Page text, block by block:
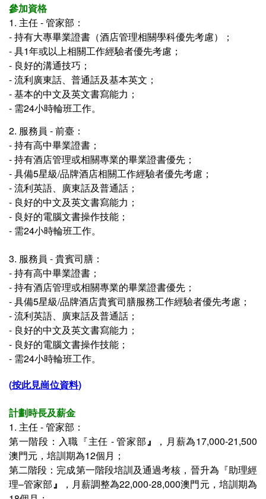
參加資格
1. 主任 - 管家部：
- 持有大專畢業證書（酒店管理相關學科優先考慮）；
- 具1年或以上相關工作經驗者優先考慮；
- 良好的溝通技巧；
- 流利廣東話、普通話及基本英文；
- 基本的中文及英文書寫能力；
- 需24小時輪班工作。
2. 服務員 - 前臺：
- 持有高中畢業證書；
- 持有酒店管理或相關專業的畢業證書優先；
- 具備5星級/品牌酒店相關工作經驗者優先考慮；
- 流利英語、廣東話及普通話；
- 良好的中文及英文書寫能力；
- 良好的電腦文書操作技能；
- 需24小時輪班工作。
3. 服務員 - 貴賓司膳：
- 持有高中畢業證書；
- 持有酒店管理或相關專業的畢業證書優先；
- 具備5星級/品牌酒店貴賓司膳服務工作經驗者優先考慮；
- 流利英語、廣東話及普通話；
- 良好的中文及英文書寫能力；
- 良好的電腦文書操作技能；
- 需24小時輪班工作。
(按此見崗位資料)
計劃時長及薪金
1. 主任 - 管家部：
第一階段： 入職 『主任 - 管家部』 ， 月薪為17,000-21,500
澳門元 ，培訓期為12個月；
第二階段：完成第一階段培訓及通過考核，晉升為 『助理經
理–管家部』
，月薪調整為22,000-28,000澳門元，培訓期為